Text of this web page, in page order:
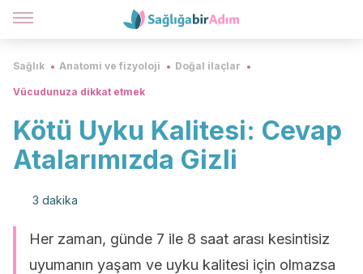
Sağlık Anatomi ve fizyoloji Doğal ilaçlar
Vücudunuza dikkat etmek
Kötü Uyku Kalitesi: Cevap
Atalarımızda Gizli
3 dakika
Her zaman, günde 7 ile 8 saat arası kesintisiz
uyumanın yaşam ve uyku kalitesi için olmazsa